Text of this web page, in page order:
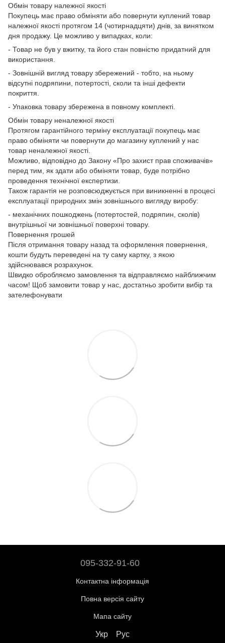
Обмін товару належної якості
Покупець має право обміняти або повернути куплений товар
належної якості протягом 14 (чотирнадцяти) днів, за винятком
дня продажу. Це можливо у випадках, коли:
- Товар не був у вжитку, та його стан повністю придатний для
використання.
- Зовнішній вигляд товару збережений - тобто, на ньому
відсутні подряпини, потертості, сколи та інші дефекти
покриття.
- Упаковка товару збережена в повному комплекті.
Обмін товару неналежної якості
Протягом гарантійного терміну експлуатації покупець має
право обміняти чи повернути до магазину куплений у нас
товар неналежної якості.
Можливо, відповідно до Закону «Про захист прав споживачів»
перед тим, як здати або обміняти товар, буде потрібно
проведення технічної експертизи.
Також гарантія не розповсюджується при виникненні в процесі
експлуатації природних змін зовнішнього вигляду виробу:
- механічних пошкоджень (потертостей, подряпин, сколів)
внутрішньої чи зовнішньої поверхні товару.
Повернення грошей
Після отримання товару назад та оформлення повернення,
кошти будуть переведені на ту саму картку, з якою
здійснювався розрахунок.
Швидко обробляємо замовлення та відправляємо найближчим
часом! Щоб замовити товар у нас, достатньо зробити вибір та
зателефонувати
095-332-91-60
Контактна інформація
Повна версія сайту
Мапа сайту
Укр Рус